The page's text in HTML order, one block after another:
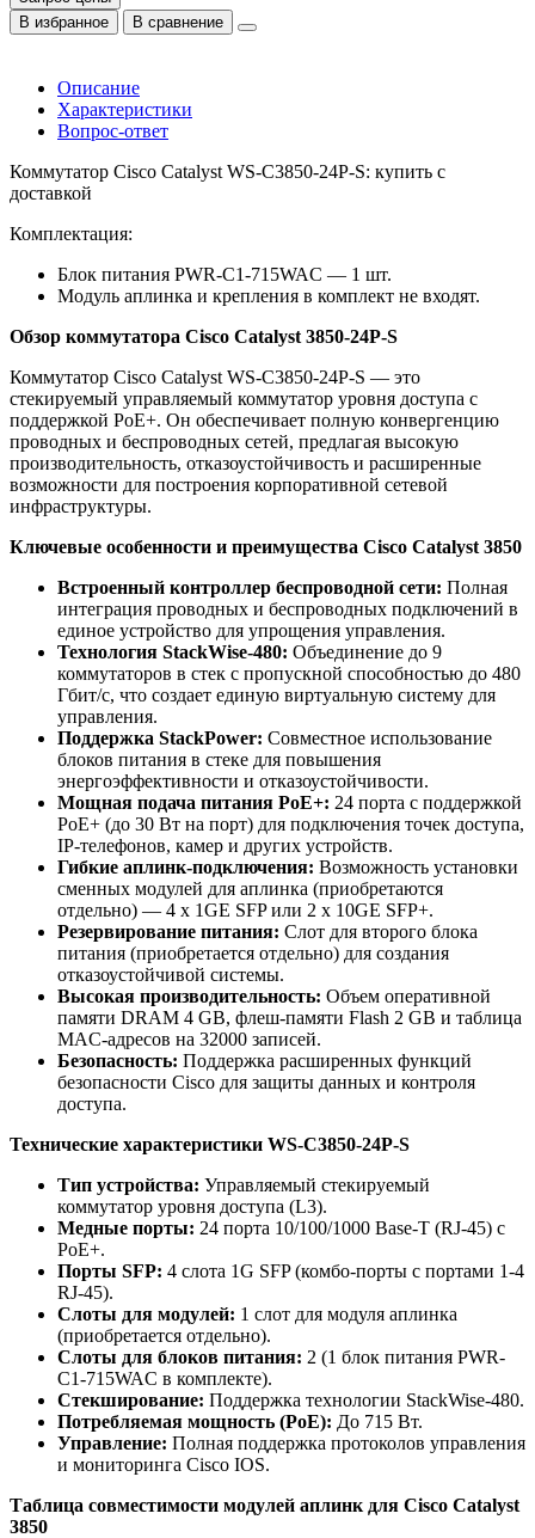
В избранное
В сравнение
Описание
Характеристики
Вопрос-ответ
Коммутатор Cisco Catalyst WS-C3850-24P-S: купить с
доставкой
Комплектация:
Блок питания PWR-C1-715WAC — 1 шт.
Модуль аплинка и крепления в комплект не входят.
Обзор коммутатора Cisco Catalyst 3850-24P-S
Коммутатор Cisco Catalyst WS-C3850-24P-S — это
стекируемый управляемый коммутатор уровня доступа с
поддержкой PoE+. Он обеспечивает полную конвергенцию
проводных и беспроводных сетей, предлагая высокую
производительность, отказоустойчивость и расширенные
возможности для построения корпоративной сетевой
инфраструктуры.
Ключевые особенности и преимущества Cisco Catalyst 3850
Встроенный контроллер беспроводной сети: Полная
интеграция проводных и беспроводных подключений в
единое устройство для упрощения управления.
Технология StackWise-480: Объединение до 9
коммутаторов в стек с пропускной способностью до 480
Гбит/с, что создает единую виртуальную систему для
управления.
Поддержка StackPower: Совместное использование
блоков питания в стеке для повышения
энергоэффективности и отказоустойчивости.
Мощная подача питания PoE+: 24 порта с поддержкой
PoE+ (до 30 Вт на порт) для подключения точек доступа,
IP-телефонов, камер и других устройств.
Гибкие аплинк-подключения: Возможность установки
сменных модулей для аплинка (приобретаются
отдельно) — 4 x 1GE SFP или 2 x 10GE SFP+.
Резервирование питания: Слот для второго блока
питания (приобретается отдельно) для создания
отказоустойчивой системы.
Высокая производительность: Объем оперативной
памяти DRAM 4 GB, флеш-памяти Flash 2 GB и таблица
MAC-адресов на 32000 записей.
Безопасность: Поддержка расширенных функций
безопасности Cisco для защиты данных и контроля
доступа.
Технические характеристики WS-C3850-24P-S
Тип устройства: Управляемый стекируемый
коммутатор уровня доступа (L3).
Медные порты: 24 порта 10/100/1000 Base-T (RJ-45) с
PoE+.
Порты SFP: 4 слота 1G SFP (комбо-порты с портами 1-4
RJ-45).
Слоты для модулей: 1 слот для модуля аплинка
(приобретается отдельно).
Слоты для блоков питания: 2 (1 блок питания PWR-
C1-715WAC в комплекте).
Стекширование: Поддержка технологии StackWise-480.
Потребляемая мощность (PoE): До 715 Вт.
Управление: Полная поддержка протоколов управления
и мониторинга Cisco IOS.
Таблица совместимости модулей аплинк для Cisco Catalyst
3850